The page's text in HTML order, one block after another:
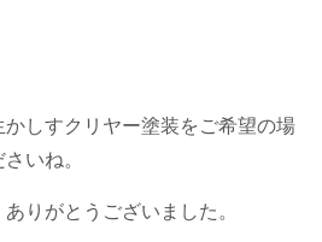
しすクリヤー塗装をご希望の場
いね。
りがとうございました。